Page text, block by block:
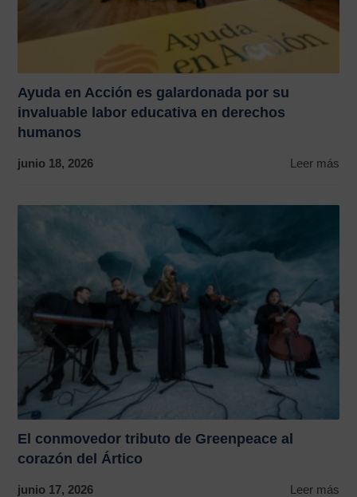
Ayuda en Acción es galardonada por su
invaluable labor educativa en derechos
humanos
junio 18, 2026 Leer más
El conmovedor tributo de Greenpeace al
corazón del Ártico
junio 17, 2026 Leer más